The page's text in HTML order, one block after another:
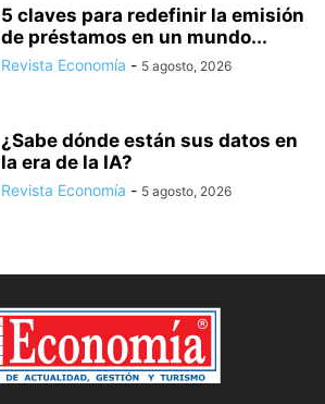
5 claves para redefinir la emisión
de préstamos en un mundo...
Revista Economía - 5 agosto, 2026
¿Sabe dónde están sus datos en
la era de la IA?
Revista Economía - 5 agosto, 2026